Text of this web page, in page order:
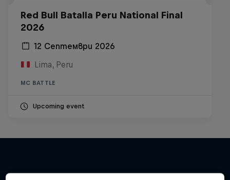
Red Bull Batalla Peru National Final
2026
12 Септември 2026
Lima, Peru
MC BATTLE
Upcoming event